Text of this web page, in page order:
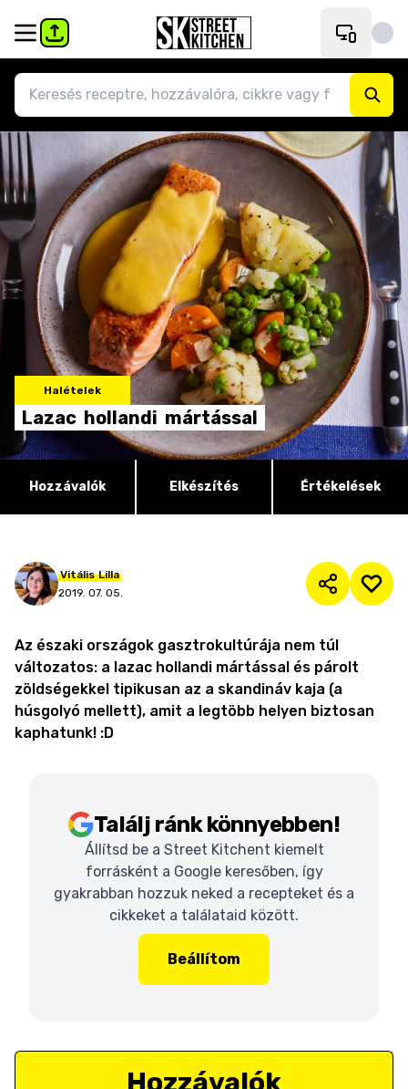
Halételek
Lazac hollandi mártással
Hozzávalók Elkészítés Értékelések
Vitális Lilla
2019. 07. 05.
Az északi országok gasztrokultúrája nem túl
változatos: a lazac hollandi mártással és párolt
zöldségekkel tipikusan az a skandináv kaja (a
húsgolyó mellett), amit a legtöbb helyen biztosan
kaphatunk! :D
Találj ránk könnyebben!
Állítsd be a Street Kitchent kiemelt
forrásként a Google keresőben, így
gyakrabban hozzuk neked a recepteket és a
cikkeket a találataid között.
Beállítom